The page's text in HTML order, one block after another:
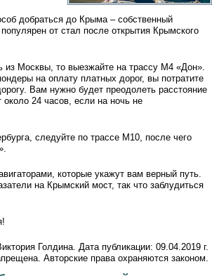
добраться до Крыма – собственный
от стал после открытия Крымского
из Москвы, то выезжайте на трассу М4 «Дон».
на оплату платных дорог, вы потратите
Вам нужно будет преодолеть расстояние
около 24 часов, если на ночь не
следуйте по трассе М10, после чего
которые укажут вам верный путь.
на Крымский мост, так что заблудиться
Голдина. Дата публикации: 09.04.2019 г.
Авторские права охраняются законом.